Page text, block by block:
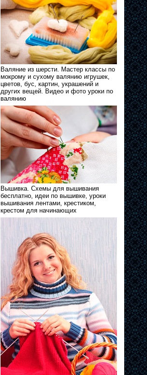
Валяние из шерсти. Мастер классы по
мокрому и сухому валянию игрушек,
цветов, бус, картин, украшений и
других вещей. Видео и фото уроки по
валянию
Вышивка. Схемы для вышивания
бесплатно, идеи по вышивке, уроки
вышивания лентами, крестиком,
крестом для начинающих